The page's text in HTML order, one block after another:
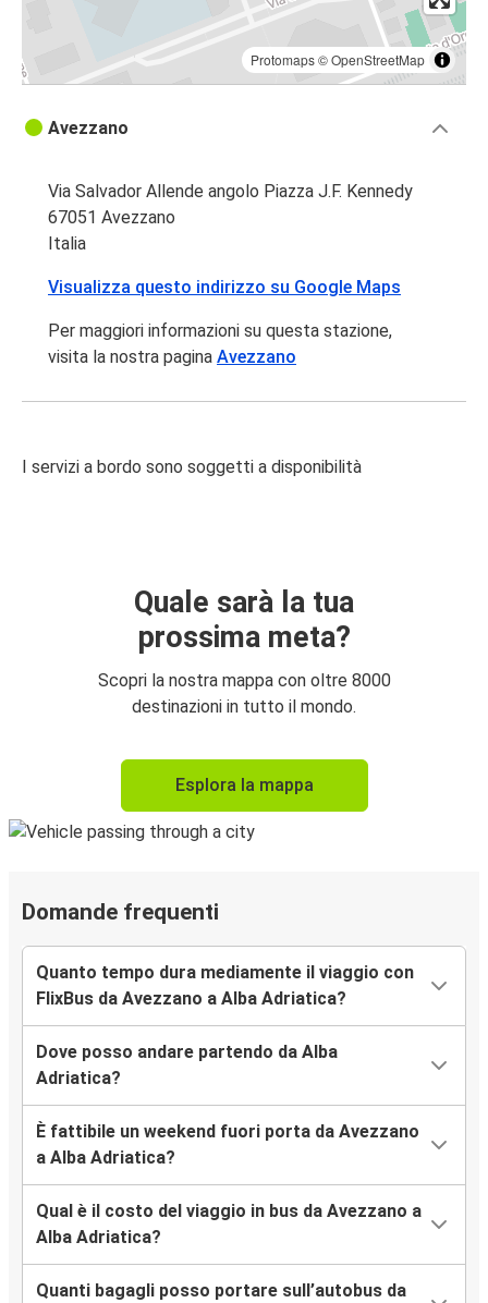
Protomaps©OpenStreetMap
Avezzano
Via Salvador Allende angolo Piazza J.F. Kennedy
67051 Avezzano
Italia
Visualizza questo indirizzo su Google Maps
Per maggiori informazioni su questa stazione,
visita la nostra pagina Avezzano
I servizi a bordo sono soggetti a disponibilità
Quale sarà la tua
prossima meta?
Scopri la nostra mappa con oltre 8000
destinazioni in tutto il mondo.
Esplora la mappa
Domande frequenti
Quanto tempo dura mediamente il viaggio con
FlixBus da Avezzano a Alba Adriatica?
Dove posso andare partendo da Alba
Adriatica?
È fattibile un weekend fuori porta da Avezzano
a Alba Adriatica?
Qual è il costo del viaggio in bus da Avezzano a
Alba Adriatica?
Quanti bagagli posso portare sull’autobus da